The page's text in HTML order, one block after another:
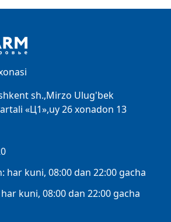
sh.,Mirzo Ulug'bek
«Ц1»,uy 26 xonadon 13
har kuni, 08:00 dan 22:00 gacha
kuni, 08:00 dan 22:00 gacha